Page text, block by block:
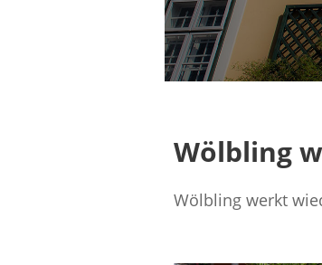
Wölbling
Wölbling werkt